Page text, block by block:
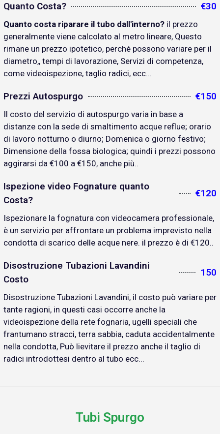
Quanto Costa? €30
Quanto costa riparare il tubo dall'interno? il prezzo
generalmente viene calcolato al metro lineare, Questo
rimane un prezzo ipotetico, perché possono variare per il
diametro,, tempi di lavorazione, Servizi di competenza,
come videoispezione, taglio radici, ecc...
Prezzi Autospurgo €150
Il costo del servizio di autospurgo varia in base a
distanze con la sede di smaltimento acque reflue; orario
di lavoro notturno o diurno; Domenica o giorno festivo;
Dimensione della fossa biologica; quindi i prezzi possono
aggirarsi da €100 a €150, anche più..
Ispezione video Fognature quanto
Costa?
€120
Ispezionare la fognatura con videocamera professionale,
è un servizio per affrontare un problema imprevisto nella
condotta di scarico delle acque nere. il prezzo è di €120..
Disostruzione Tubazioni Lavandini
Costo
150
Disostruzione Tubazioni Lavandini, il costo può variare per
tante ragioni, in questi casi occorre anche la
videoispezione della rete fognaria, ugelli speciali che
frantumano stracci, terra sabbia, caduta accidentalmente
nella condotta, Può lievitare il prezzo anche il taglio di
radici introdottesi dentro al tubo ecc...
Tubi Spurgo